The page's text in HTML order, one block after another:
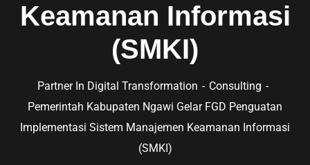
Keamanan Informasi
(SMKI)
Partner In Digital Transformation
Consulting
Pemerintah Kabupaten Ngawi Gelar FGD Penguatan
Implementasi Sistem Manajemen Keamanan Informasi
(SMKI)